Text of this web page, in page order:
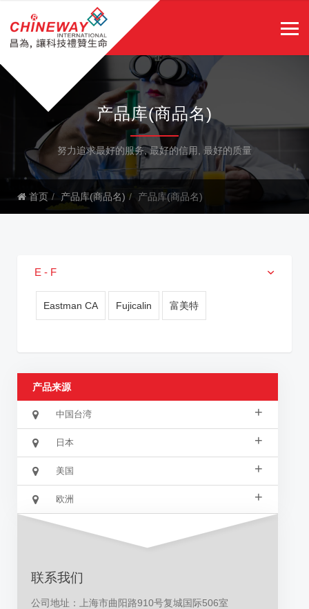
产品库(商品名)
努力追求最好的服务, 最好的信用, 最好的质量
首页 产品库(商品名) 产品库(商品名)
E - F
Eastman CA Fujicalin 富美特
产品来源
中国台湾 +
日本 +
美国 +
欧洲 +
联系我们
公司地址：上海市曲阳路910号复城国际506室